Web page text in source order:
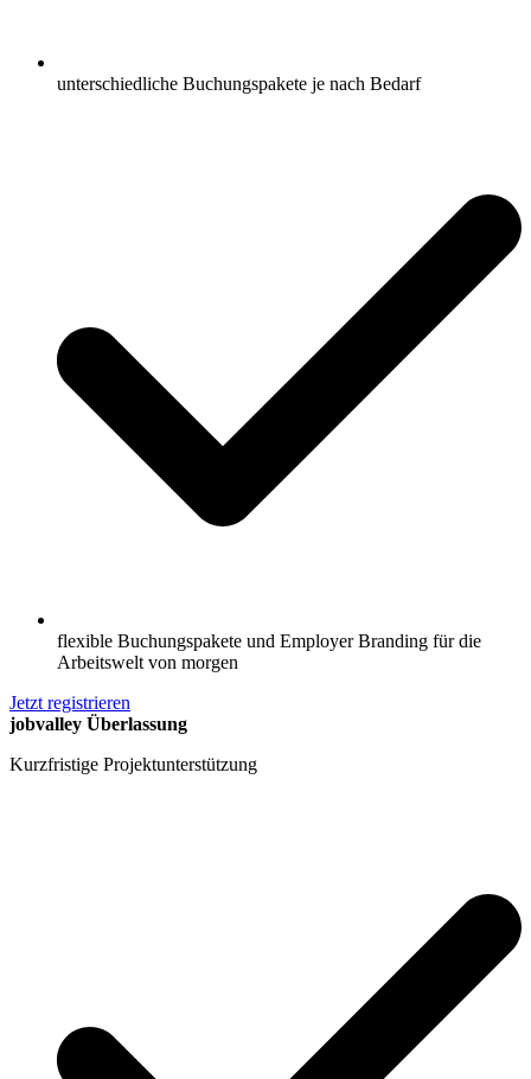
unterschiedliche Buchungspakete je nach Bedarf
flexible Buchungspakete und Employer Branding für die
Arbeitswelt von morgen
Jetzt registrieren
jobvalley Überlassung
Kurzfristige Projektunterstützung